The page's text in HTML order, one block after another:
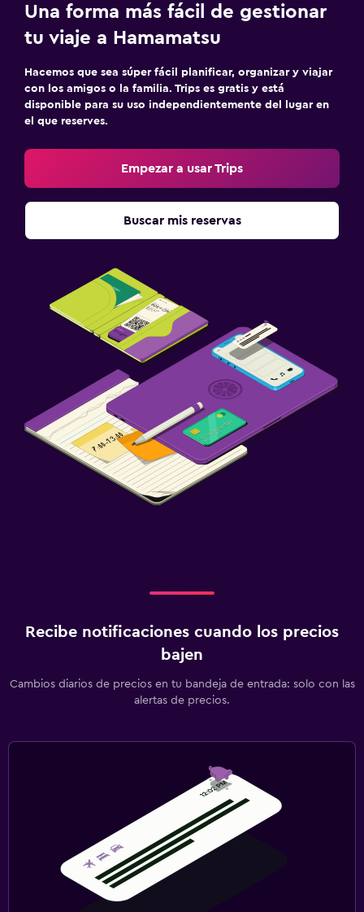
Una forma más fácil de gestionar
tu viaje a Hamamatsu
Hacemos que sea súper fácil planificar, organizar y viajar
con los amigos o la familia. Trips es gratis y está
disponible para su uso independientemente del lugar en
el que reserves.
Empezar a usar Trips
Buscar mis reservas
Recibe notificaciones cuando los precios
bajen
Cambios diarios de precios en tu bandeja de entrada: solo con las
alertas de precios.